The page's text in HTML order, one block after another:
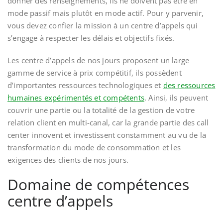
mode passif mais plutôt en mode actif. Pour y parvenir,
vous devez confier la mission à un centre d’appels qui
s’engage à respecter les délais et objectifs fixés.
Les centre d’appels de nos jours proposent un large
gamme de service à prix compétitif, ils possèdent
d’importantes ressources technologiques et des ressources
humaines expérimentés et compétents. Ainsi, ils peuvent
couvrir une partie ou la totalité de la gestion de votre
relation client en multi-canal, car la grande partie des call
center innovent et investissent constamment au vu de la
transformation du mode de consommation et les
exigences des clients de nos jours.
Domaine de compétences
centre d’appels